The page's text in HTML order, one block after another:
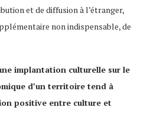
et de diffusion à l’étranger,
non indispensable, de
implantation culturelle sur le
d’un territoire tend à
positive entre culture et